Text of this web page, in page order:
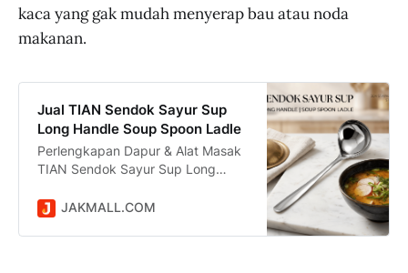
kaca yang gak mudah menyerap bau atau noda
makanan.
Jual TIAN Sendok Sayur Sup
Long Handle Soup Spoon Ladle
Perlengkapan Dapur & Alat Masak
TIAN Sendok Sayur Sup Long
Steel - TA2 harga Rp 10.600
JAKMALL.COM